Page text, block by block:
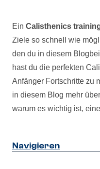
Ein Calisthenics
Ziele so schnell wie
den du in diesem
hast du die perfekten
Anfänger Fortschritte zu
in diesem Blog mehr
warum es wichtig ist,
Navigieren